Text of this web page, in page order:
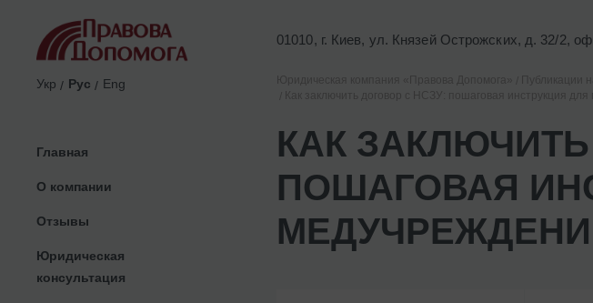
01010, г. Киев, ул. Князей Острожских, д. 32/2,
Укр Рус Eng
Главная
О компании
Отзывы
Юридическая
консультация
КАК
ПОШАГОВАЯ